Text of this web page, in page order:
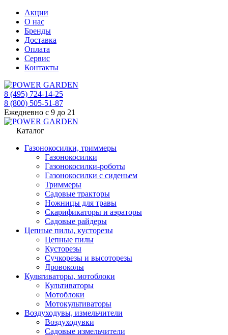
Акции
О нас
Бренды
Доставка
Оплата
Сервис
Контакты
8 (495) 724-14-25
8 (800) 505-51-87
Ежедневно с 9 до 21
Каталог
Газонокосилки, триммеры
Газонокосилки
Газонокосилки-роботы
Газонокосилки с сиденьем
Триммеры
Садовые тракторы
Ножницы для травы
Скарификаторы и аэраторы
Садовые райдеры
Цепные пилы, кусторезы
Цепные пилы
Кусторезы
Сучкорезы и высоторезы
Дровоколы
Культиваторы, мотоблоки
Культиваторы
Мотоблоки
Мотокультиваторы
Воздуходувы, измельчители
Воздуходувки
Садовые измельчители